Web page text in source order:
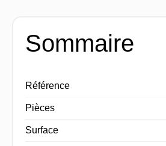
Sommaire
Référence
Pièces
Surface